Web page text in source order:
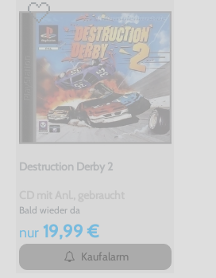
Destruction Derby 2
Bald wieder da
nur19,99 €
Kaufalarm